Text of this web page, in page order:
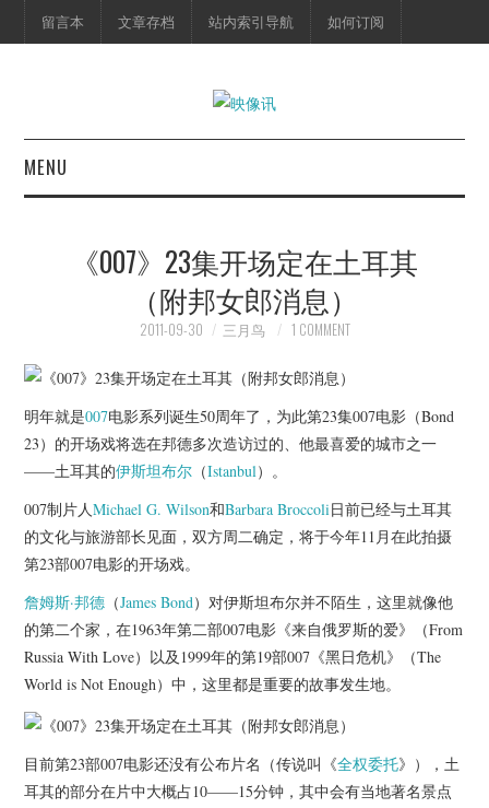
留言本 文章存档 站内索引导航 如何订阅
MENU
映像快讯
海报剧照
脱口秀
杂七杂八
美剧英剧
电影档期
推荐电影
《007》23集开场定在土耳其
（附邦女郎消息）
2011-09-30 三月鸟 1 COMMENT
明年就是007电影系列诞生50周年了，为此第23集007电影（Bond
23）的开场戏将选在邦德多次造访过的、他最喜爱的城市之一
——土耳其的伊斯坦布尔 （Istanbul）。
007制片人Michael G. Wilson和Barbara Broccoli日前已经与土耳其
的文化与旅游部长见面，双方周二确定，将于今年11月在此拍摄
第23部007电影的开场戏。
詹姆斯·邦德 （James Bond）对伊斯坦布尔并不陌生，这里就像他
的第二个家，在1963年第二部007电影《来自俄罗斯的爱》（From
Russia With Love）以及1999年的第19部007《黑日危机》（The
World is Not Enough）中，这里都是重要的故事发生地。
目前第23部007电影还没有公布片名（传说叫《全权委托》），土
耳其的部分在片中大概占10——15分钟，其中会有当地著名景点